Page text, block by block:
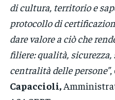
di cultura, territorio e
protocollo di
dare valore a ciò che
filiere: qualità,
centralità delle persone”,
Capaccioli,